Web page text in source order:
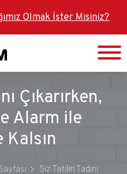
Olmak İster Misiniz?
Çıkarırken,
Alarm ile
Kalsın
Siz Tatilin Tadını